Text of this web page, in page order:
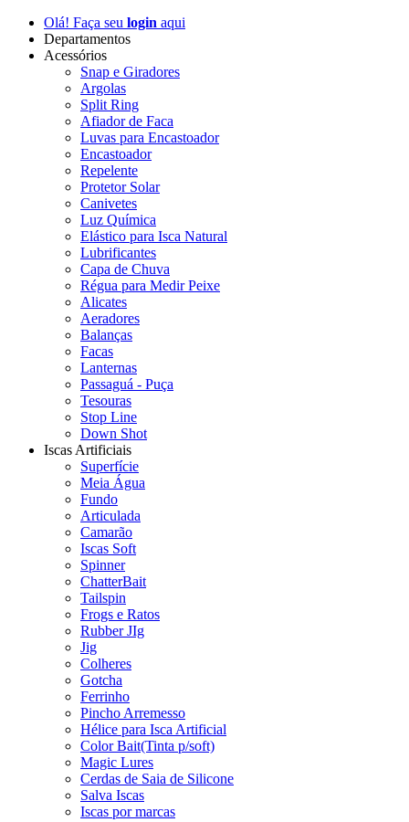
Olá! Faça seu login aqui
Departamentos
Acessórios
Snap e Giradores
Argolas
Split Ring
Afiador de Faca
Luvas para Encastoador
Encastoador
Repelente
Protetor Solar
Canivetes
Luz Química
Elástico para Isca Natural
Lubrificantes
Capa de Chuva
Régua para Medir Peixe
Alicates
Aeradores
Balanças
Facas
Lanternas
Passaguá - Puça
Tesouras
Stop Line
Down Shot
Iscas Artificiais
Superfície
Meia Água
Fundo
Articulada
Camarão
Iscas Soft
Spinner
ChatterBait
Tailspin
Frogs e Ratos
Rubber JIg
Jig
Colheres
Gotcha
Ferrinho
Pincho Arremesso
Hélice para Isca Artificial
Color Bait(Tinta p/soft)
Magic Lures
Cerdas de Saia de Silicone
Salva Iscas
Iscas por marcas